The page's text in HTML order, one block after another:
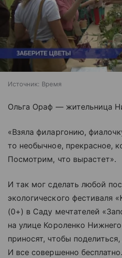
Источник: Время
Ольга Ораф — жительница
«Взяла филаргонию,
то необычное, прекрасное,
Посмотрим, что вырастет».
И так мог сделать любой
экологического фестиваля
(0+) в Саду мечтателей
на улице Короленко
приносят, чтобы
И все совершенно бесплатно.